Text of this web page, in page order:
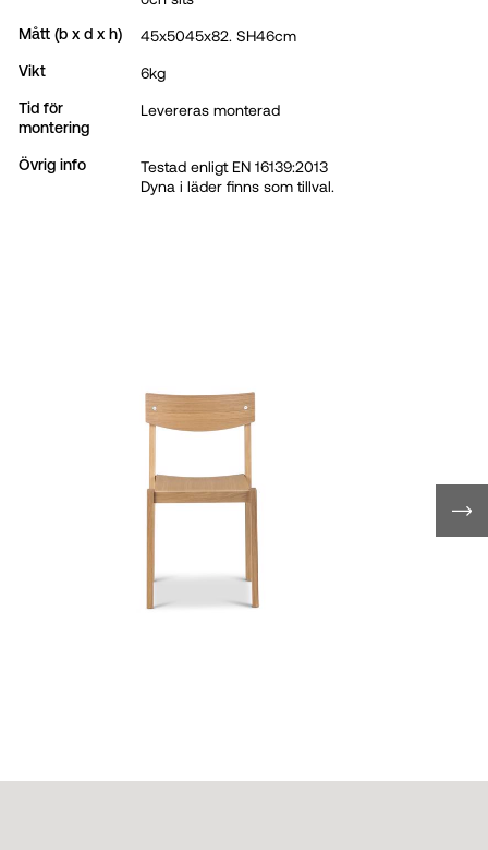
Mått (b x d x h) 45x5045x82. SH46cm
Vikt 6kg
Tid för
montering
Levereras monterad
Övrig info
Testad enligt EN 16139:2013
Dyna i läder finns som tillval.